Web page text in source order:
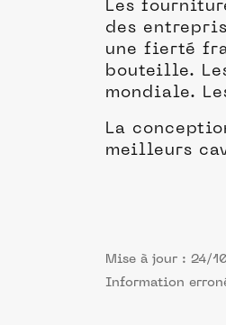
Les
des
une fierté
bouteille.
mondiale.
La
meilleurs
Mise à jour : 24/
Information